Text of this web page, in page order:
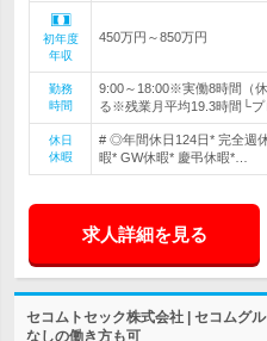
初年度
年収
450万円～850万円
勤務
時間
9:00～18:00※実働8時間（
る※残業月平均19.3時間└プ
休日
休暇
# ◎年間休日124日* 完全週
暇* GW休暇* 慶弔休暇*…
求人詳細を見る
セコムトセック株式会社 | セコムグ
なしの働き方も可